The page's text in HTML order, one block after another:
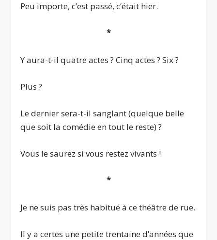
Peu importe, c’est passé, c’était hier.
*
Y aura-t-il quatre actes ? Cinq actes ? Six ?
Plus ?
Le dernier sera-t-il sanglant (quelque belle
que soit la comédie en tout le reste) ?
Vous le saurez si vous restez vivants !
*
Je ne suis pas très habitué à ce théâtre de rue.
Il y a certes une petite trentaine d’années que